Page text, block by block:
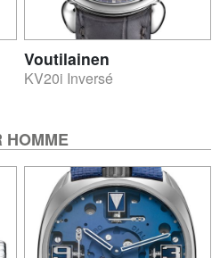
Voutilainen
KV20i Inversé
HOMME